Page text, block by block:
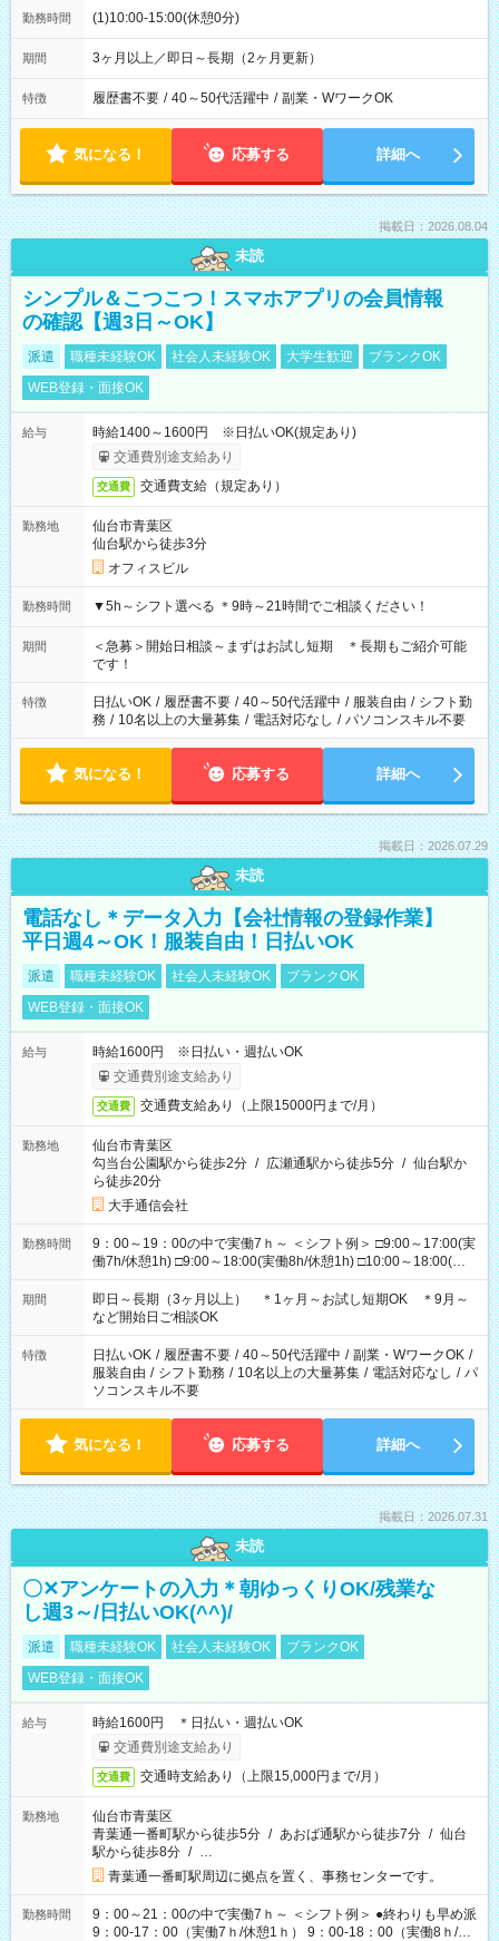
勤務時間 (1)10:00-15:00(休憩0分)
期間 3ヶ月以上／即日～長期（2ヶ月更新）
特徴 履歴書不要 / 40～50代活躍中 / 副業・WワークOK
気になる！ 応募する 詳細へ
掲載日：2026.08.04
未読
シンプル＆こつこつ！スマホアプリの会員情報
の確認【週3日～OK】
派遣 職種未経験OK 社会人未経験OK 大学生歓迎
ブランクOK
WEB登録・面接OK
給与
時給1400～1600円 ※日払いOK(規定あり)
交通費別途支給あり
交通費 交通費支給（規定あり）
勤務地
仙台市青葉区
仙台駅から徒歩3分
オフィスビル
勤務時間 ▼5h～シフト選べる ＊9時～21時間でご相談ください！
期間
＜急募＞開始日相談～まずはお試し短期 ＊長期もご紹介可能
です！
特徴 日払いOK / 履歴書不要 / 40～50代活躍中 / 服装自由 / シフト勤
務 / 10名以上の大量募集 / 電話対応なし / パソコンスキル不要
気になる！ 応募する 詳細へ
掲載日：2026.07.29
未読
電話なし＊データ入力【会社情報の登録作業】
平日週4～OK！服装自由！日払いOK
派遣 職種未経験OK 社会人未経験OK
ブランクOK
WEB登録・面接OK
給与
時給1600円 ※日払い・週払いOK
交通費別途支給あり
交通費 交通費支給あり（上限15000円まで/月）
勤務地
仙台市青葉区
勾当台公園駅から徒歩2分 / 広瀬通駅から徒歩5分 / 仙台駅か
ら徒歩20分
大手通信会社
勤務時間
9：00～19：00の中で実働7ｈ～ ＜シフト例＞ □9:00～17:00(実
働7h/休憩1h) □9:00～18:00(実働8h/休憩1h) □10:00～18:00(実
働7h/休憩1h) □10:00～19:00(実働8h/休憩1h) ＊時間固定ＯＫ
期間
即日～長期（3ヶ月以上） ＊1ヶ月～お試し短期OK ＊9月～
など開始日ご相談OK
特徴 日払いOK / 履歴書不要 / 40～50代活躍中 / 副業・WワークOK /
服装自由 / シフト勤務 / 10名以上の大量募集 / 電話対応なし / パ
ソコンスキル不要
気になる！ 応募する 詳細へ
掲載日：2026.07.31
未読
〇✕アンケートの入力＊朝ゆっくりOK/残業な
し週3～/日払いOK(^^)/
派遣 職種未経験OK 社会人未経験OK
ブランクOK
WEB登録・面接OK
給与
時給1600円 ＊日払い・週払いOK
交通費別途支給あり
交通費 交通時支給あり（上限15,000円まで/月）
勤務地
仙台市青葉区
青葉通一番町駅から徒歩5分 / あおば通駅から徒歩7分 / 仙台
駅から徒歩8分 / …
青葉通一番町駅周辺に拠点を置く、事務センターです。
勤務時間
9：00～21：00の中で実働7ｈ～ ＜シフト例＞ ●終わりも早め派
9：00-17：00（実働7ｈ/休憩1ｈ） 9：00-18：00（実働8ｈ/休